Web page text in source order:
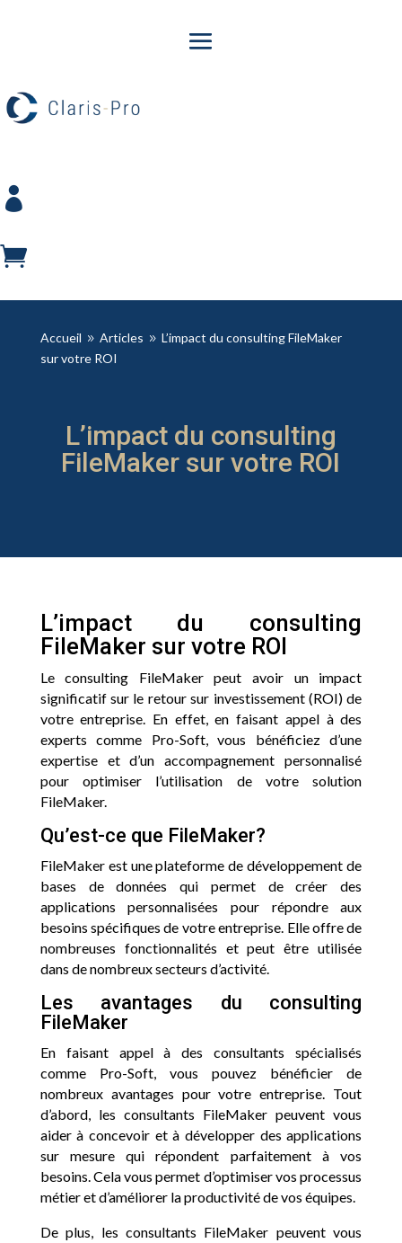


Accueil 9 Articles 9 L’impact du consulting FileMaker
sur votre ROI
L’impact du consulting
FileMaker sur votre ROI
L’impact du consulting
FileMaker sur votre ROI
Le consulting FileMaker peut avoir un impact
significatif sur le retour sur investissement (ROI) de
votre entreprise. En effet, en faisant appel à des
experts comme Pro-Soft, vous bénéficiez d’une
expertise et d’un accompagnement personnalisé
pour optimiser l’utilisation de votre solution
FileMaker.
Qu’est-ce que FileMaker?
FileMaker est une plateforme de développement de
bases de données qui permet de créer des
applications personnalisées pour répondre aux
besoins spécifiques de votre entreprise. Elle offre de
nombreuses fonctionnalités et peut être utilisée
dans de nombreux secteurs d’activité.
Les avantages du consulting
FileMaker
En faisant appel à des consultants spécialisés
comme Pro-Soft, vous pouvez bénéficier de
nombreux avantages pour votre entreprise. Tout
d’abord, les consultants FileMaker peuvent vous
aider à concevoir et à développer des applications
sur mesure qui répondent parfaitement à vos
besoins. Cela vous permet d’optimiser vos processus
métier et d’améliorer la productivité de vos équipes.
De plus, les consultants FileMaker peuvent vous